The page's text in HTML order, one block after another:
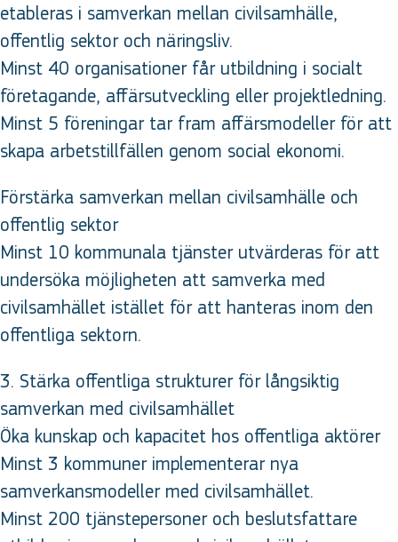
etableras i samverkan mellan civilsamhälle,
offentlig sektor och näringsliv.
Minst 40 organisationer får utbildning i socialt
företagande, affärsutveckling eller projektledning.
Minst 5 föreningar tar fram affärsmodeller för att
skapa arbetstillfällen genom social ekonomi.
Förstärka samverkan mellan civilsamhälle och
offentlig sektor
Minst 10 kommunala tjänster utvärderas för att
undersöka möjligheten att samverka med
civilsamhället istället för att hanteras inom den
offentliga sektorn.
3. Stärka offentliga strukturer för långsiktig
samverkan med civilsamhället
Öka kunskap och kapacitet hos offentliga aktörer
Minst 3 kommuner implementerar nya
samverkansmodeller med civilsamhället.
Minst 200 tjänstepersoner och beslutsfattare